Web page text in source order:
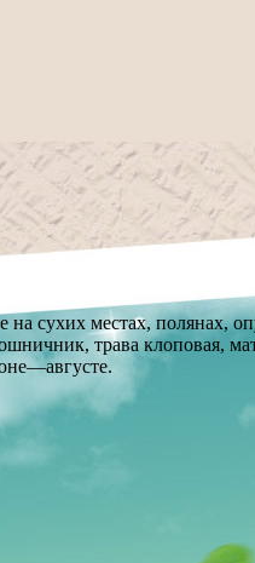
сухих местах, полянах,
трава клоповая,